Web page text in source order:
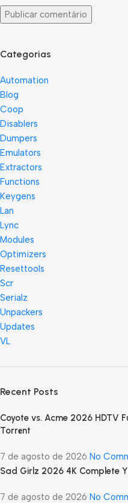
Categorias
Automation
Blog
Coop
Disablers
Dumpers
Emulators
Extractors
Functions
Keygens
Lan
Lync
Modules
Optimizers
Resettools
Scr
Serialz
Unpackers
Updates
VL
Recent Posts
Coyote vs. Acme 2026 HDTV
Torr𝐞nt
7 de agosto de 2026 No
Sad Girlz 2026 4K Complete
7 de agosto de 2026 No